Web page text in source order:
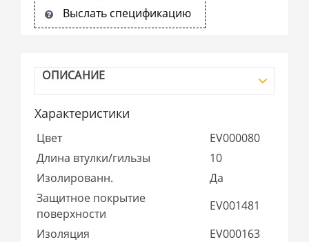
Выслать спецификацию
ОПИСАНИЕ
Характеристики
Цвет
EV000080
Длина втулки/гильзы
10
Изолированн.
Да
Защитное покрытие
поверхности
EV001481
Изоляция
EV000163